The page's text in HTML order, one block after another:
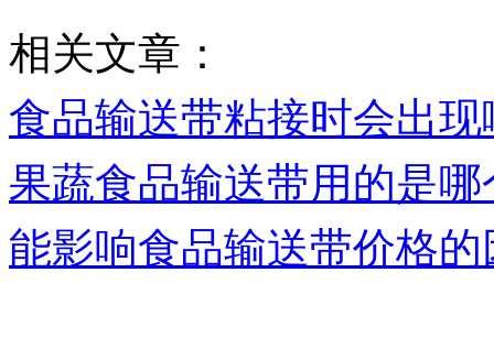
相关文章：
食品输送带粘接时会出
果蔬食品输送带用的是哪
能影响食品输送带价格